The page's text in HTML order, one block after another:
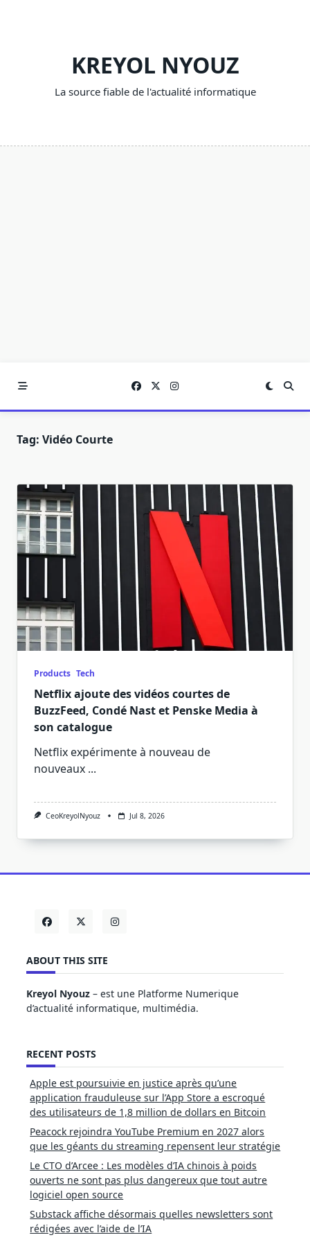
KREYOL NYOUZ
La source fiable de l'actualité informatique
Tag: Vidéo Courte
Products Tech
Netflix ajoute des vidéos courtes de
BuzzFeed, Condé Nast et Penske Media à
son catalogue
Netflix expérimente à nouveau de
nouveaux ...
CeoKreyolNyouz Jul 8, 2026
ABOUT THIS SITE
Kreyol Nyouz – est une Platforme Numerique
d’actualité informatique, multimédia.
RECENT POSTS
Apple est poursuivie en justice après qu’une
application frauduleuse sur l’App Store a escroqué
des utilisateurs de 1,8 million de dollars en Bitcoin
Peacock rejoindra YouTube Premium en 2027 alors
que les géants du streaming repensent leur stratégie
Le CTO d’Arcee : Les modèles d’IA chinois à poids
ouverts ne sont pas plus dangereux que tout autre
logiciel open source
Substack affiche désormais quelles newsletters sont
rédigées avec l’aide de l’IA